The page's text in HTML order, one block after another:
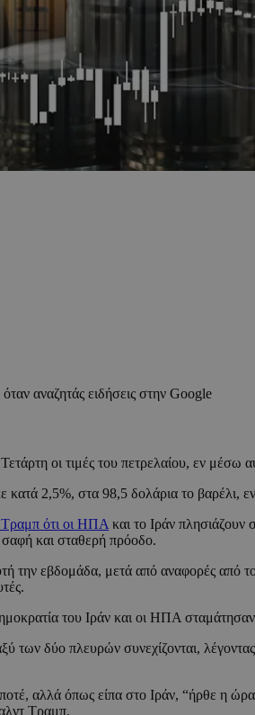
αναζητάς ειδήσεις στην Google
οι τιμές του πετρελαίου, εν μέσω
κατά 2,5%, στα 98,5 δολάρια το βαρέλι,
Τραμπ ότι οι ΗΠΑ και το Ιράν πλησιάζουν
σαφή και σταθερή πρόοδο.
την εβδομάδα, μετά από αναφορές από
του Ιράν και οι ΗΠΑ
των δύο πλευρών συνεχίζονται,
αλλά όπως είπα στο Ιράν, “ήρθε η
Τραμπ.